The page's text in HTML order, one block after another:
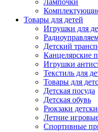
Лампочки
Товары для детей
Игрушки для
Детский
Канцелярские
Игрушки
Текстиль для
Товары для
Детская посуда
Детская обувь
Рюкзаки
Летние
Спортивные